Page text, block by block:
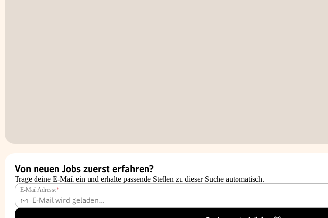
Von neuen Jobs zuerst erfahren?
Trage deine E-Mail ein und erhalte passende Stellen zu dieser Suche automatisch.
E-Mail Adresse*